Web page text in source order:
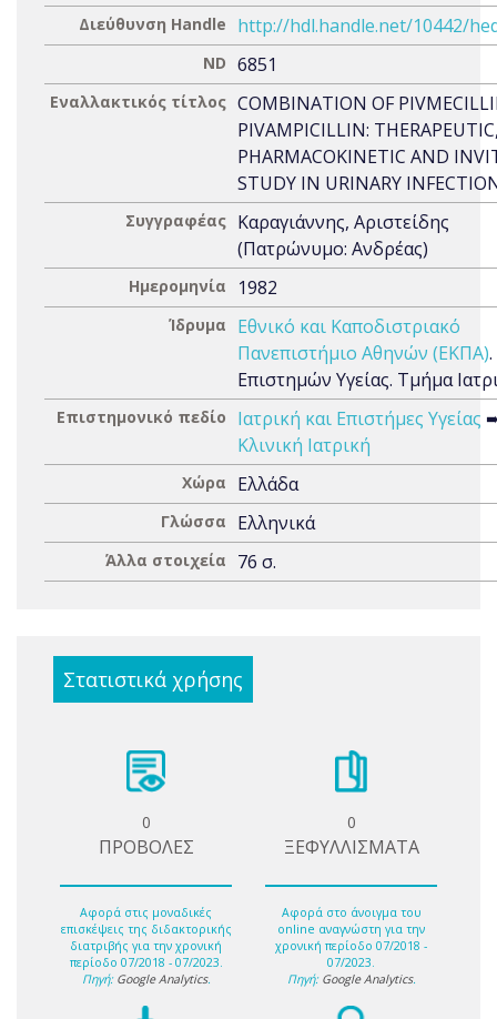
Διεύθυνση Handle http://hdl.handle.net/10442/
ND 6851
Εναλλακτικός τίτλος COMBINATION OF
PIVAMPICILLIN:
PHARMACOKINETIC AND
STUDY IN URINARY
Συγγραφέας Καραγιάννης, Αριστείδης
(Πατρώνυμο: Ανδρέας)
Ημερομηνία 1982
Ίδρυμα
Εθνικό και Καποδιστριακό
Πανεπιστήμιο Αθηνών (ΕΚΠΑ)
Επιστημών Υγείας. Τμήμα
Επιστημονικό πεδίο Ιατρική και Επιστήμες Υγείας
Κλινική Ιατρική
Χώρα Ελλάδα
Γλώσσα Ελληνικά
Άλλα στοιχεία 76 σ.
Στατιστικά χρήσης
0
ΠΡΟΒΟΛΕΣ
Αφορά στις μοναδικές
επισκέψεις της διδακτορικής
διατριβής για την χρονική
περίοδο 07/2018 - 07/2023.
Πηγή: Google Analytics.
0
ΞΕΦΥΛΛΙΣΜΑΤΑ
Αφορά στο άνοιγμα του
online αναγνώστη για την
χρονική περίοδο 07/2018 -
07/2023.
Πηγή: Google Analytics.